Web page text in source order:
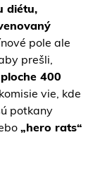
diétu,
pole ale
prešli,
400
vie, kde
potkany
„hero rats“